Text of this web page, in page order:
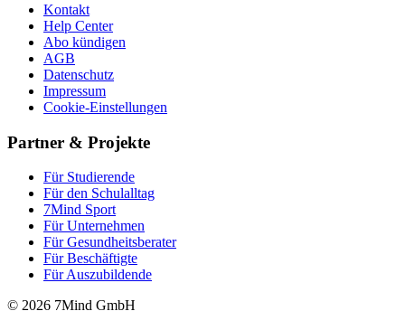
Kontakt
Help Center
Abo kündigen
AGB
Datenschutz
Impressum
Cookie-Einstellungen
Partner & Projekte
Für Stu­die­rende
Für den Schulalltag
7Mind Sport
Für Unter­neh­men
Für Gesund­heits­be­ra­ter
Für Beschäftigte
Für Auszubildende
© 2026 7Mind GmbH